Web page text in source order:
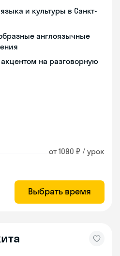
и культуры в Санкт-
англоязычные
на разговорную
от 1090 ₽ / урок
Выбрать время